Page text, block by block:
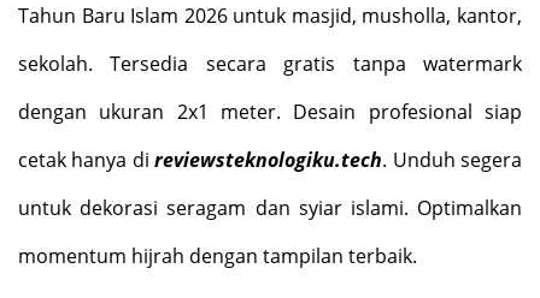
Tahun Baru Islam 2026 untuk masjid, musholla, kantor,
sekolah. Tersedia secara gratis tanpa watermark
dengan ukuran 2x1 meter. Desain profesional siap
cetak hanya direviewsteknologiku.tech. Unduh segera
untuk dekorasi seragam dan syiar islami. Optimalkan
momentum hijrah dengan tampilan terbaik.